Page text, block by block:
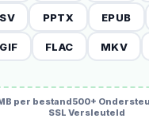
PPTX EPUB
GIF FLAC MKV
per bestand500+
SSL Versleuteld